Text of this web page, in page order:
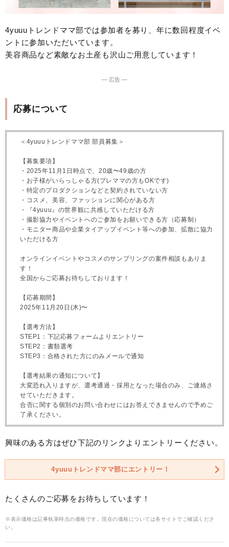
4yuuuトレンドママ部では参加者を募り、年に数回程度イベ
ントに参加いただいています。
美容商品など素敵なお土産も沢山ご用意しています！
― 広告 ―
応募について
＜4yuuuトレンドママ部 部員募集＞
【募集要項】
・2025年11月1日時点で、20歳〜49歳の方
・お子様がいらっしゃる方(プレママの方もOKです)
・特定のプロダクションなどと契約されていない方
・コスメ、美容、ファッションに関心がある方
・『4yuuu』の世界観に共感していただける方
・撮影協力やイベントへのご参加をお願いできる方（応募制）
・モニター商品や企業タイアップイベント等への参加、拡散に協力
いただける方
オンラインイベントやコスメのサンプリングの案件相談もありま
す！
全国からご応募お待ちしております！
【応募期間】
2025年11月20日(木)〜
【選考方法】
STEP1：下記応募フォームよりエントリー
STEP2：書類選考
STEP3：合格された方にのみメールで通知
【選考結果の通知について】
大変恐れ入りますが、選考通過・採用となった場合のみ、ご連絡さ
せていただきます。
合否に関する個別のお問い合わせにはお答えできませんので予めご
了承ください。
興味のある方はぜひ下記のリンクよりエントリーください。
4yuuuトレンドママ部にエントリー！
たくさんのご応募をお待ちしています！
※表示価格は記事執筆時点の価格です。現在の価格については各サイトでご確認くださ
い。